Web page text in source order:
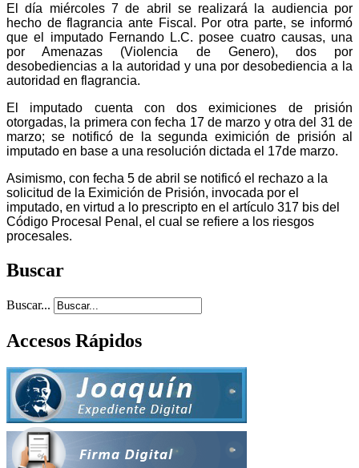
El día miércoles 7 de abril se realizará la audiencia por
hecho de flagrancia ante Fiscal. Por otra parte, se informó
que el imputado Fernando L.C. posee cuatro causas, una
por Amenazas (Violencia de Genero), dos por
desobediencias a la autoridad y una por desobediencia a la
autoridad en flagrancia.
El imputado cuenta con dos eximiciones de prisión
otorgadas, la primera con fecha 17 de marzo y otra del 31 de
marzo; se notificó de la segunda eximición de prisión al
imputado en base a una resolución dictada el 17de marzo.
Asimismo, con fecha 5 de abril se notificó el rechazo a la
solicitud de la Eximición de Prisión, invocada por el
imputado, en virtud a lo prescripto en el artículo 317 bis del
Código Procesal Penal, el cual se refiere a los riesgos
procesales.
Buscar
Buscar...
Accesos Rápidos